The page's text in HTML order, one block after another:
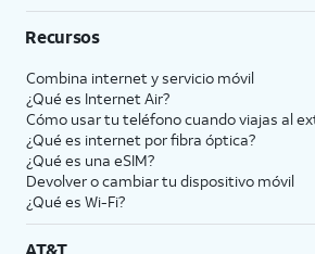
Recursos
Combina internet y servicio móvil
¿Qué es Internet Air?
Cómo usar tu teléfono cuando viajas al
¿Qué es internet por fibra óptica?
¿Qué es una eSIM?
Devolver o cambiar tu dispositivo móvil
¿Qué es Wi-Fi?
AT&T